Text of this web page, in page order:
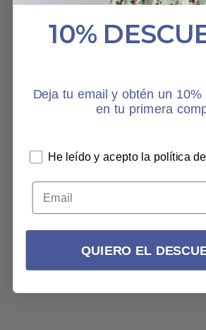
10%
Deja tu email y obtén un
en tu primera
He leído y acepto la política
QUIERO EL